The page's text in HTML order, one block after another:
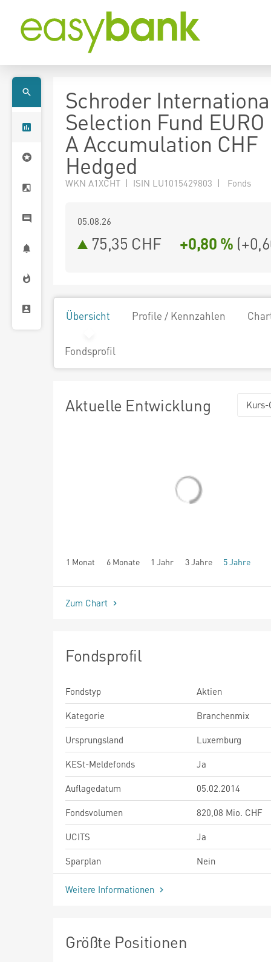
Schroder
Selection Fund
A Accumulation CHF
Hedged
WKN A1XCHT | ISIN LU1015429803 | Fonds
05.08.26
75,35 CHF +0,80 % (
Übersicht Profile / Kennzahlen
Fondsprofil
Aktuelle Entwicklung Kurs-
1 Monat 6 Monate 1 Jahr 3 Jahre 5 Jahre
seit Beginn
Zum Chart
Fondsprofil
Fondstyp
Aktien
Kategorie
Branchenmix
Ursprungsland
Luxemburg
KESt-Meldefonds
Ja
Auflagedatum
05.02.2014
Fondsvolumen
820,08 Mio. CHF
UCITS
Ja
Sparplan
Nein
Weitere Informationen
Größte Positionen